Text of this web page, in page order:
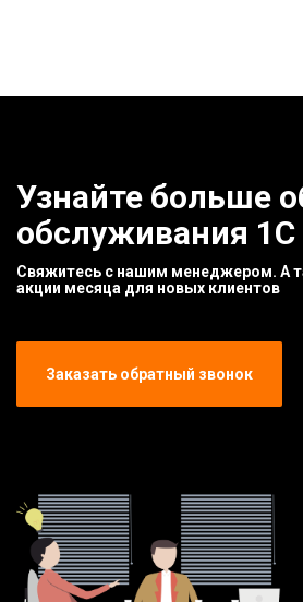
Узнайте больше
обслуживания 1С
Свяжитесь с нашим менеджером. А
акции месяца для новых клиентов
Заказать обратный звонок